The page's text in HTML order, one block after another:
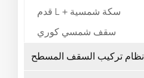
قدم L + سكة شمسية
سقف شمسي كوري
نظام تركيب السقف المسطح